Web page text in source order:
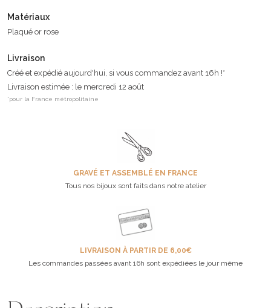
Matériaux
Plaqué or rose
Livraison
Créé et expédié aujourd'hui, si vous commandez avant 16h !*
Livraison estimée : le mercredi 12 août
*pour la France métropolitaine
GRAVÉ ET ASSEMBLÉ EN FRANCE
Tous nos bijoux sont faits dans notre atelier
LIVRAISON À PARTIR DE 6,00€
Les commandes passées avant 16h sont expédiées le jour même